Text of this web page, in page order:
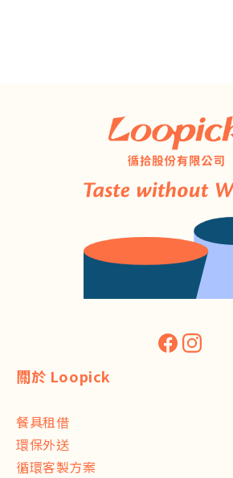
關於 Loopick
餐具租借
環保外送
循環客製方案